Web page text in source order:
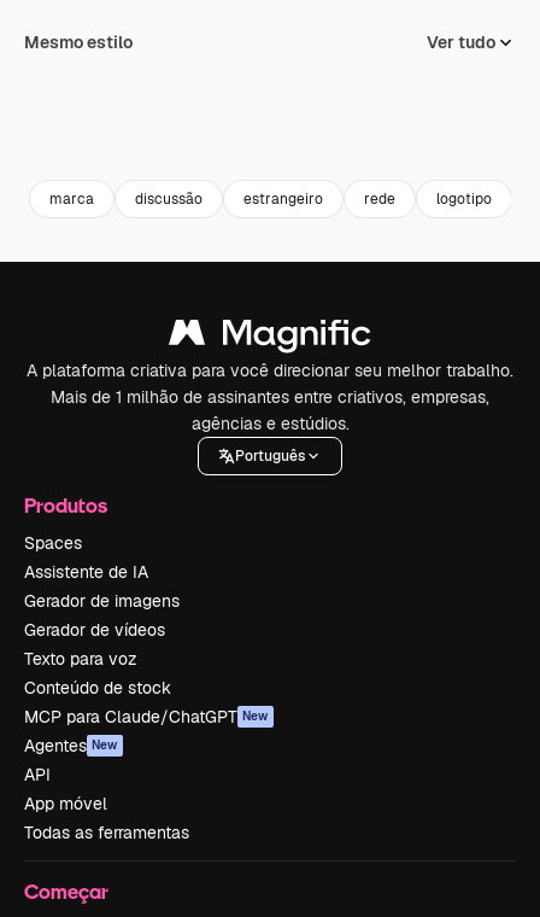
Mesmo estilo Ver tudo
marca discussão estrangeiro rede logotipo
A plataforma criativa para você direcionar seu melhor trabalho.
Mais de 1 milhão de assinantes entre criativos, empresas,
agências e estúdios.
Português
Produtos
Spaces
Assistente de IA
Gerador de imagens
Gerador de vídeos
Texto para voz
Conteúdo de stock
MCP para Claude/ChatGPT New
Agentes New
API
App móvel
Todas as ferramentas
Começar